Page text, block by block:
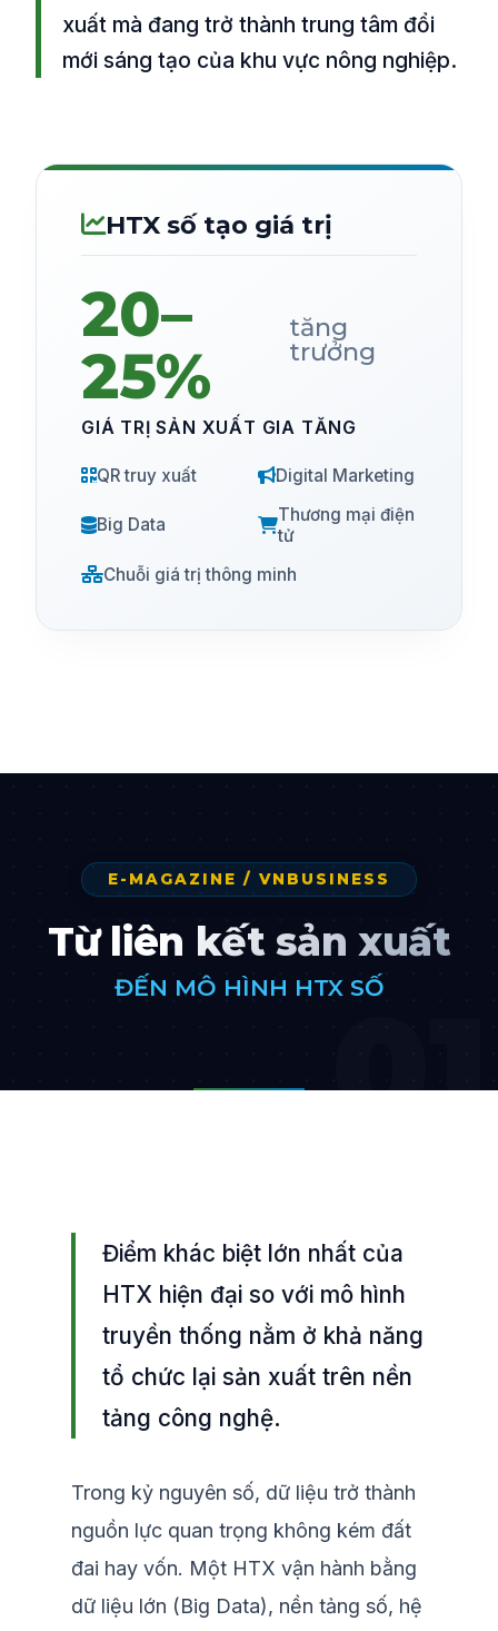
xuất mà đang trở thành trung tâm đổi
mới sáng tạo của khu vực nông nghiệp.
HTX số tạo giá trị
20–
25%
tăng
trưởng
GIÁ TRỊ SẢN XUẤT GIA TĂNG
QR truy xuất Digital Marketing
Big Data
Thương mại điện
tử
Chuỗi giá trị thông minh
01
E-MAGAZINE / VNBUSINESS
Từ liên kết sản xuất
ĐẾN MÔ HÌNH HTX SỐ
Điểm khác biệt lớn nhất của
HTX hiện đại so với mô hình
truyền thống nằm ở khả năng
tổ chức lại sản xuất trên nền
tảng công nghệ.
Trong kỷ nguyên số, dữ liệu trở thành
nguồn lực quan trọng không kém đất
đai hay vốn. Một HTX vận hành bằng
dữ liệu lớn (Big Data), nền tảng số, hệ